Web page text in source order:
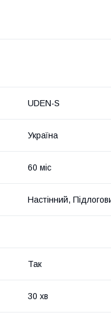
UDEN-S
Україна
60 міс
Настінний,
Так
30 хв